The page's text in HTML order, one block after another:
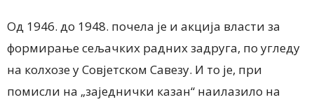
Од 1946. до 1948. почела је и акција власти за
формирање сељачких радних задруга, по угледу
на колхозе у Совјетском Савезу. И то је, при
помисли на „заједнички казан“ наилазило на